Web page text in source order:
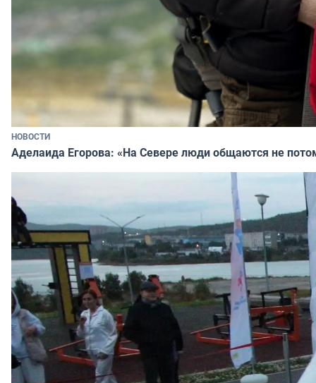
НОВОСТИ
Аделаида Егорова: «На Севере люди общаются не